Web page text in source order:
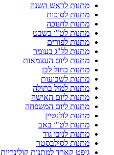
מתנות לראש השנה
מתנות לסוכות
מתנות לחנוכה
מתנות לט"ו בשבט
מתנות לפורים
מתנות לל"ג בעומר
מתנות ליום העצמאות
מתנות כחול לבן
מתנות לשבועות
מתנות למזל בתולה
מתנות ליום האישה
מתנות ליום המשפחה
מתנות לולנטיין
מתנות לט"ו באב
מתנות לנובי גוד
מתנות לסילבסטר
גיפט קארד למתנות קולינריות